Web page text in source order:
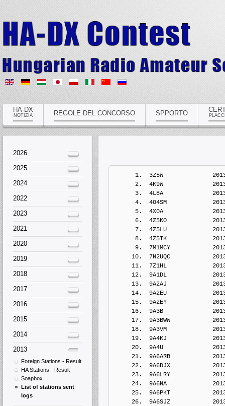
HA-DX
NOTIZIA REGOLE DEL CONCORSO SPPORTO
1.  3Z5W
2.  4K9W
3.  4L8A
4.  4O4SM
5.  4X0A
6.  4Z5KO
7.  4Z5LU
8.  4Z5TK
9.  7M1MCY
10.  7N2UQC
11.  7Z1HL
12.  9A1DL
13.  9A2AJ
14.  9A2EU
15.  9A2EY
16.  9A3B
17.  9A3BWW
18.  9A3VM
19.  9A4KJ
20.  9A4U
21.  9A6ARB
22.  9A6DJX
23.  9A6LRY
24.  9A6NA
25.  9A6PKT
26.  9A6SJZ
2026
2025
2024
2022
2023
2021
2020
2019
2018
2017
2016
2015
2014
2013
Foreign Stations - Result
HA Stations - Result
Soapbox
List of stations sent
logs